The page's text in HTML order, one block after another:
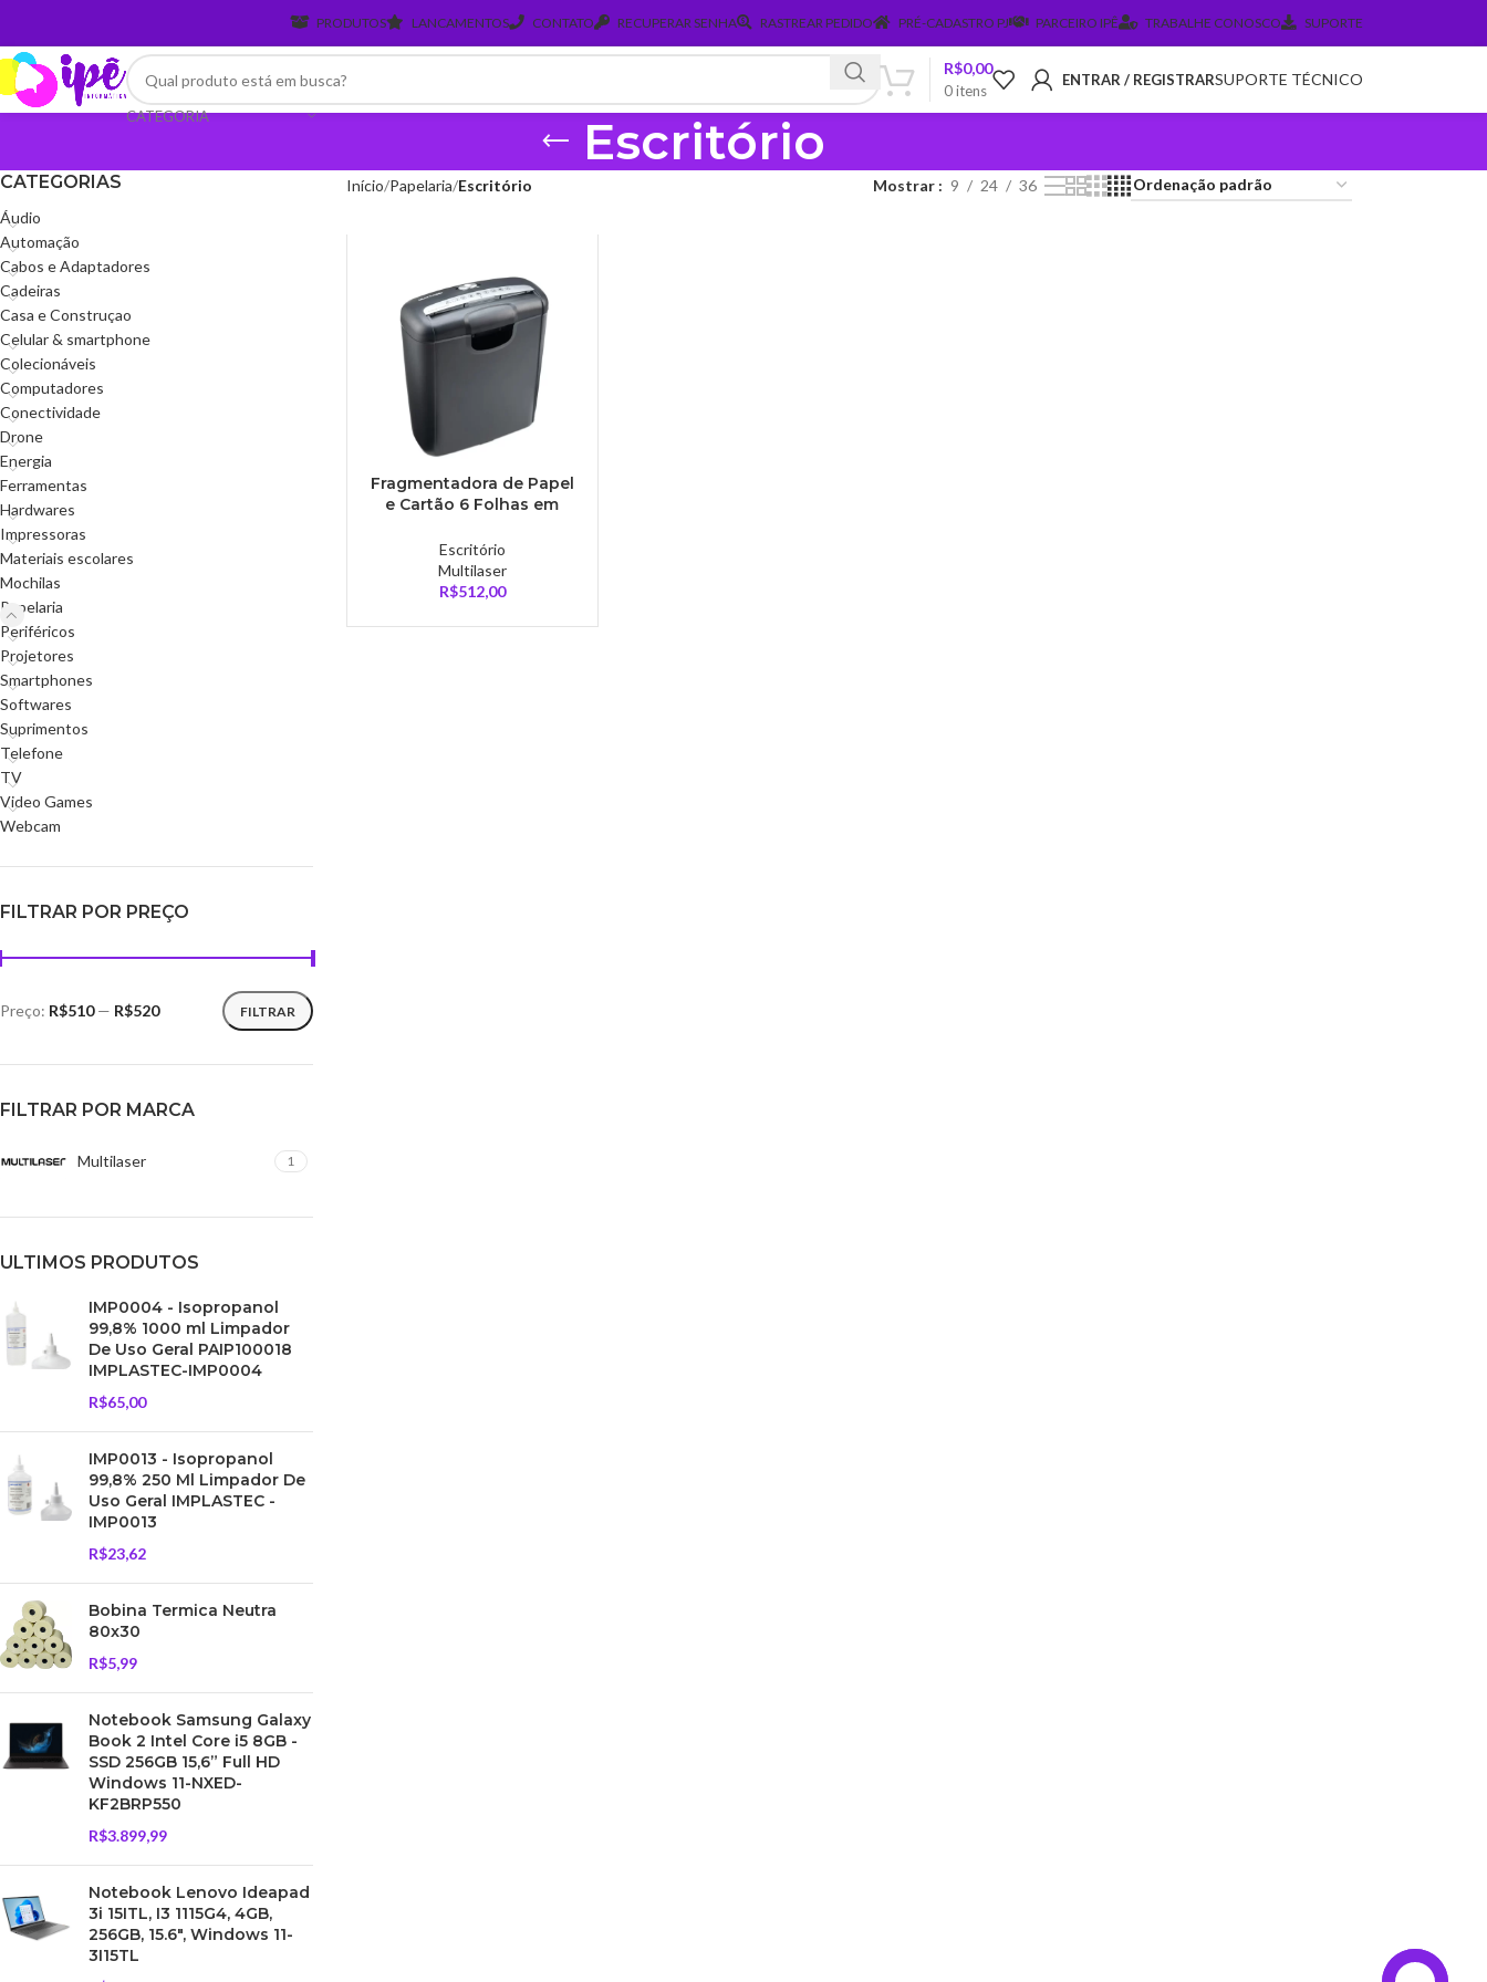
PRODUTOS LANCAMENTOS CONTATO RECUPERAR SENHA RASTREAR PEDIDO PRÉ-CADASTRO PJ PARCEIRO IPÊ TRABALHE CONOSCO SUPORTE
CATEGORIA
0itens
R$0,00
ENTRAR / REGISTRARSUPORTE TÉCNICO
Escritório
CATEGORIAS
Áudio
Automação
Cabos e Adaptadores
Cadeiras
Casa e Construçao
Celular & smartphone
Colecionáveis
Computadores
Conectividade
Drone
Energia
Ferramentas
Hardwares
Impressoras
Materiais escolares
Mochilas
Papelaria
Periféricos
Projetores
Smartphones
Softwares
Suprimentos
Telefone
TV
Video Games
Webcam
FILTRAR POR PREÇO
FILTRAR
Preço: R$510— R$520
FILTRAR POR MARCA
Multilaser 1
ULTIMOS PRODUTOS
IMP0004 - Isopropanol
99,8% 1000 ml Limpador
De Uso Geral PAIP100018
IMPLASTEC-IMP0004
R$65,00
IMP0013 - Isopropanol
99,8% 250 Ml Limpador De
Uso Geral IMPLASTEC -
IMP0013
R$23,62
Bobina Termica Neutra
80x30
R$5,99
Notebook Samsung Galaxy
Book 2 Intel Core i5 8GB -
SSD 256GB 15,6” Full HD
Windows 11-NXED-
KF2BRP550
R$3.899,99
Notebook Lenovo Ideapad
3i 15ITL, I3 1115G4, 4GB,
256GB, 15.6", Windows 11-
3I15TL
Início Papelaria Escritório Mostrar 9 24 36
Fragmentadora de Papel
e Cartão 6 Folhas em
Escritório
Multilaser
R$512,00